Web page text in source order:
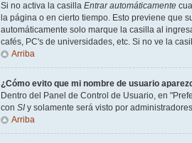
Si no activa la casilla Entrar automáticamente
la página o en cierto tiempo. Esto previene que
automáticamente solo marque la casilla al
cafés, PC's de universidades, etc. Si no ve la
Arriba
¿Cómo evito que mi nombre de usuario
Dentro del Panel de Control de Usuario, en
con SIy solamente será visto por
Arriba